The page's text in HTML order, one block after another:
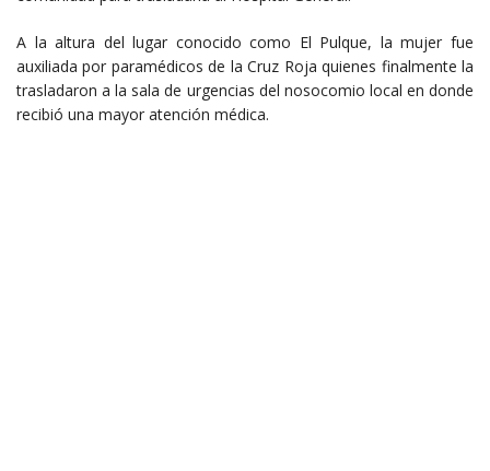
A la altura del lugar conocido como El Pulque, la mujer fue
auxiliada por paramédicos de la Cruz Roja quienes finalmente la
trasladaron a la sala de urgencias del nosocomio local en donde
recibió una mayor atención médica.